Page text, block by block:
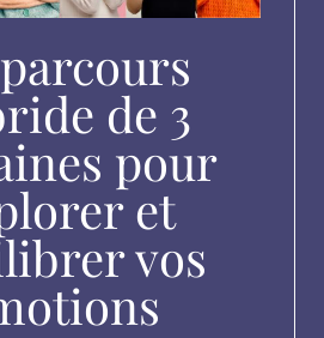
de 3
pour
et
vos